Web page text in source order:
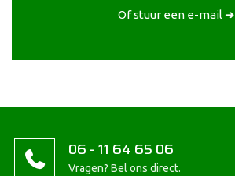
Of stuur een e-mail ➜
06 - 11 64 65 06
Vragen? Bel ons direct.